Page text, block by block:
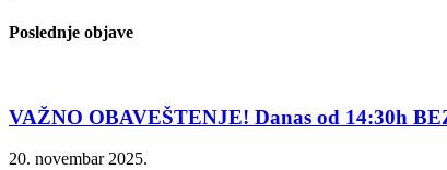
Poslednje objave
VAŽNO OBAVEŠTENJE! Danas od 14:30h
20. novembar 2025.